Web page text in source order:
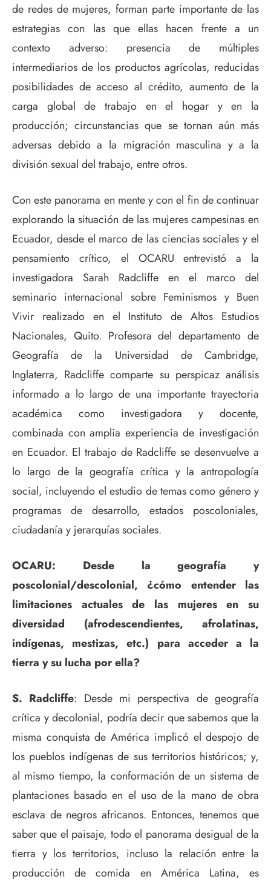
de redes de mujeres, forman parte importante de las
estrategias con las que ellas hacen frente a un
contexto adverso: presencia de múltiples
intermediarios de los productos agrícolas, reducidas
posibilidades de acceso al crédito, aumento de la
carga global de trabajo en el hogar y en la
producción; circunstancias que se tornan aún más
adversas debido a la migración masculina y a la
división sexual del trabajo, entre otros.
Con este panorama en mente y con el fin de continuar
explorando la situación de las mujeres campesinas en
Ecuador, desde el marco de las ciencias sociales y el
pensamiento crítico, el OCARU entrevistó a la
investigadora Sarah Radcliffe en el marco del
seminario internacional sobre Feminismos y Buen
Vivir realizado en el Instituto de Altos Estudios
Nacionales, Quito. Profesora del departamento de
Geografía de la Universidad de Cambridge,
Inglaterra, Radcliffe comparte su perspicaz análisis
informado a lo largo de una importante trayectoria
académica como investigadora y docente,
combinada con amplia experiencia de investigación
en Ecuador. El trabajo de Radcliffe se desenvuelve a
lo largo de la geografía crítica y la antropología
social, incluyendo el estudio de temas como género y
programas de desarrollo, estados poscoloniales,
ciudadanía y jerarquías sociales.
OCARU: Desde la geografía y
poscolonial/descolonial, ¿cómo entender las
limitaciones actuales de las mujeres en su
diversidad (afrodescendientes, afrolatinas,
indígenas, mestizas, etc.) para acceder a la
tierra y su lucha por ella?
S. Radcliffe: Desde mi perspectiva de geografía
crítica y decolonial, podría decir que sabemos que la
misma conquista de América implicó el despojo de
los pueblos indígenas de sus territorios históricos; y,
al mismo tiempo, la conformación de un sistema de
plantaciones basado en el uso de la mano de obra
esclava de negros africanos. Entonces, tenemos que
saber que el paisaje, todo el panorama desigual de la
tierra y los territorios, incluso la relación entre la
producción de comida en América Latina, es